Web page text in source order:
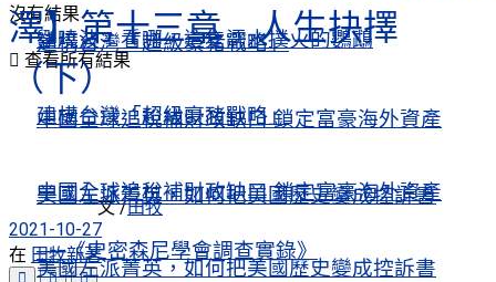
建構台灣「超級豪豬戰略」
中國全球追稅補財政缺口 鎖定富豪海外資產
美國左派菁英，如何把美國歷史變成控訴書
──《史密森尼學會調查實錄》
劉曉波：看哪，這隻濡水撲火的鸚鵡
建構台灣「超級豪豬戰略」
中國全球追稅補財政缺口 鎖定富豪海外資產
美國左派菁英，如何把美國歷史變成控訴書
沒有結果
查看所有結果
澤】第十三章 人生抉擇
（下）
文 /田牧
2021-10-27
在 田牧新著